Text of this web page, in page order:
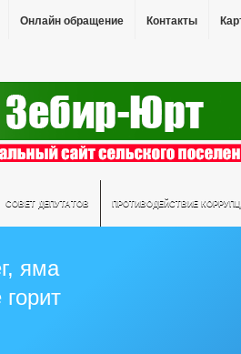
Онлайн обращение Контакты
СОВЕТ ДЕПУТАТОВ ПРОТИВОДЕЙСТВИЕ
яма